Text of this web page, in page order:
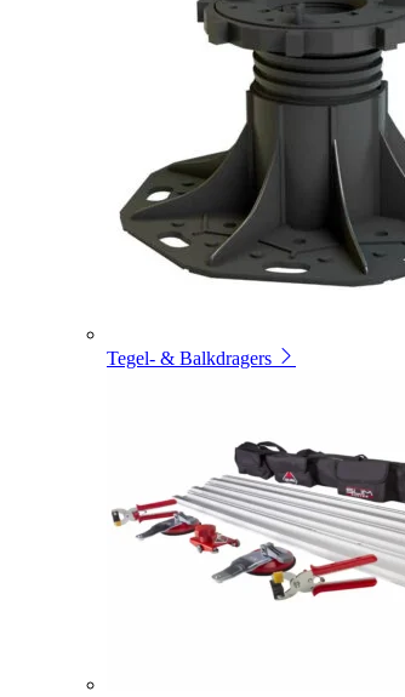
Tegel- & Balkdragers